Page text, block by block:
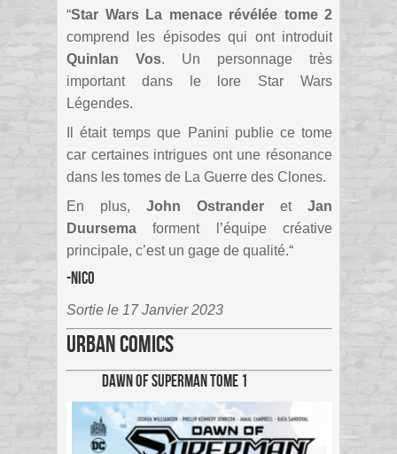
“Star Wars La menace révélée tome 2
comprend les épisodes qui ont introduit
Quinlan Vos. Un personnage très
important dans le lore Star Wars
Légendes.
Il était temps que Panini publie ce tome
car certaines intrigues ont une résonance
dans les tomes de La Guerre des Clones.
En plus, John Ostrander et Jan
Duursema forment l’équipe créative
principale, c’est un gage de qualité.“
-Nico
Sortie le 17 Janvier 2023
Urban Comics
Dawn of Superman Tome 1